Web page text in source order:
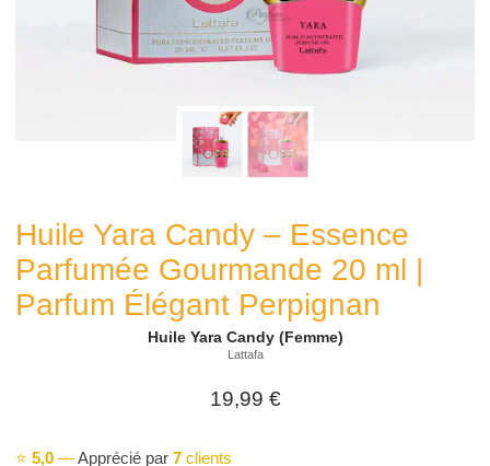
Huile Yara Candy – Essence
Parfumée Gourmande 20 ml |
Parfum Élégant Perpignan
Huile Yara Candy (Femme)
Lattafa
19,99 €
⭐ 5,0—Apprécié par 7clients